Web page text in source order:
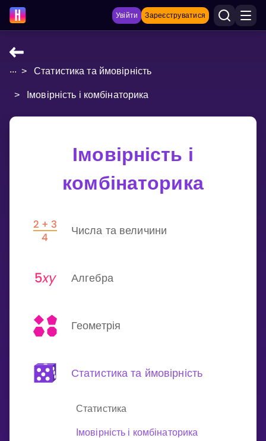
Увійти Зареєструватися
НАВЧАЛЬНІ МАТЕРІАЛИ
Curriculum
Multiplication Master
Показати більше
Увійти
... > Статистика та ймовірність
> Імовірність і комбінаторика
Імовірність і
комбінаторика
Числа та величини
Алгебра
Геометрія
Статистика та ймовірність
Статистика
Імовірність і комбінаторика